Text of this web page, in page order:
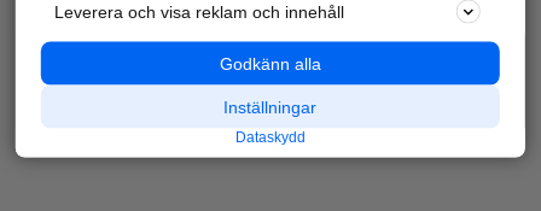
Leverera och visa reklam och innehåll
Godkänn alla
Inställningar
Dataskydd